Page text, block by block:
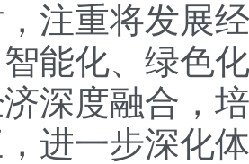
注重将发展
能化、绿色
深度融合，
一步深化体